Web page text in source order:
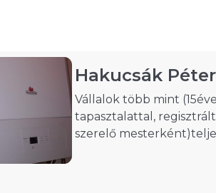
Hakucsák Péter
Vállalok több mint
tapasztalattal,
szerelő